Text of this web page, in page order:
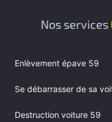
Nos services
Enlèvement épave 59
Se débarrasser de sa
Destruction voiture 59